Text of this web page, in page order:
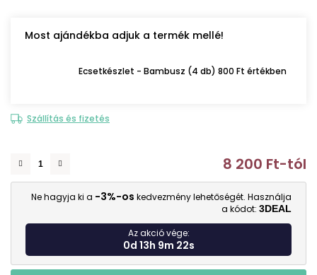
Most ajándékba adjuk a termék mellé!
Ecsetkészlet - Bambusz (4 db) 800 Ft értékben
Szállítás és fizetés
8 200 Ft-tól
Ne hagyja ki a -3%-os kedvezmény lehetőségét. Használja
a kódot: 3DEAL
Az akció vége:
0d 13h 9m 21s